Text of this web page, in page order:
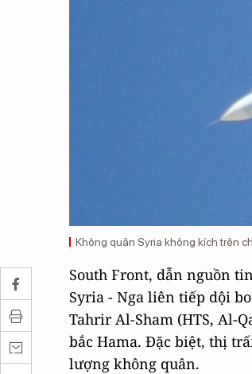
Không quân Syria không kích trên
South Front, dẫn nguồn
Syria - Nga liên tiếp dội
Tahrir Al-Sham (HTS, Al-
bắc Hama. Đặc biệt, thị
lượng không quân.